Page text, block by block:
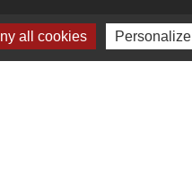
all cookies Personalize